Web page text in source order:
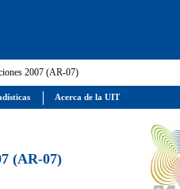
2007 (AR-07)
(AR-07)
Acerca de la UIT